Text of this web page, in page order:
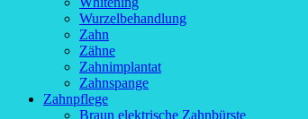
Wurzelbehandlung
Zahn
Zähne
Zahnimplantat
Zahnspange
Zahnpflege
Braun elektrische Zahnbürste